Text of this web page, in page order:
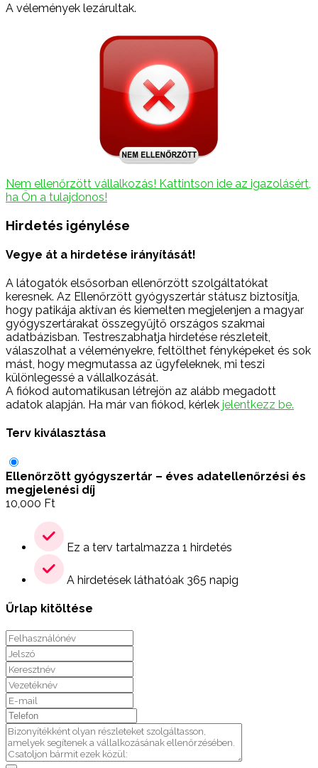
A vélemények lezárultak.
Nem ellenőrzött vállalkozás! Kattintson ide az igazolásért,
ha Ön a tulajdonos!
Hirdetés igénylése
Vegye át a hirdetése irányítását!
A látogatók elsősorban ellenőrzött szolgáltatókat
keresnek. Az Ellenőrzött gyógyszertár státusz biztosítja,
hogy patikája aktívan és kiemelten megjelenjen a magyar
gyógyszertárakat összegyűjtő országos szakmai
adatbázisban. Testreszabhatja hirdetése részleteit,
válaszolhat a véleményekre, feltölthet fényképeket és sok
mást, hogy megmutassa az ügyfeleknek, mi teszi
különlegessé a vállalkozását.
A fiókod automatikusan létrejön az alább megadott
adatok alapján. Ha már van fiókod, kérlek jelentkezz be.
Terv kiválasztása
Ellenőrzött gyógyszertár – éves adatellenőrzési és
megjelenési díj
10,000 Ft
Ez a terv tartalmazza 1 hirdetés
A hirdetések láthatóak 365 napig
Űrlap kitöltése